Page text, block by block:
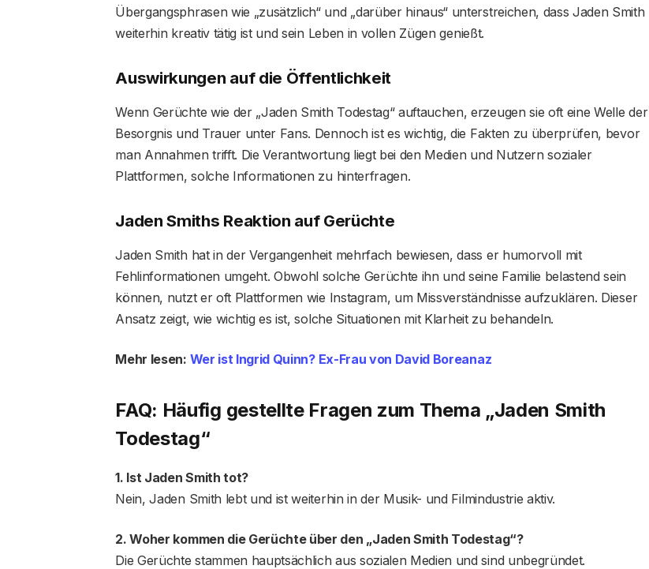
Übergangsphrasen wie „zusätzlich“ und „darüber hinaus“ unterstreichen, dass Jaden Smith
weiterhin kreativ tätig ist und sein Leben in vollen Zügen genießt.
Auswirkungen auf die Öffentlichkeit
Wenn Gerüchte wie der „Jaden Smith Todestag“ auftauchen, erzeugen sie oft eine Welle der
Besorgnis und Trauer unter Fans. Dennoch ist es wichtig, die Fakten zu überprüfen, bevor
man Annahmen trifft. Die Verantwortung liegt bei den Medien und Nutzern sozialer
Plattformen, solche Informationen zu hinterfragen.
Jaden Smiths Reaktion auf Gerüchte
Jaden Smith hat in der Vergangenheit mehrfach bewiesen, dass er humorvoll mit
Fehlinformationen umgeht. Obwohl solche Gerüchte ihn und seine Familie belastend sein
können, nutzt er oft Plattformen wie Instagram, um Missverständnisse aufzuklären. Dieser
Ansatz zeigt, wie wichtig es ist, solche Situationen mit Klarheit zu behandeln.
Mehr lesen: Wer ist Ingrid Quinn? Ex-Frau von David Boreanaz
FAQ: Häufig gestellte Fragen zum Thema „Jaden Smith
Todestag“
1. Ist Jaden Smith tot?
Nein, Jaden Smith lebt und ist weiterhin in der Musik- und Filmindustrie aktiv.
2. Woher kommen die Gerüchte über den „Jaden Smith Todestag“?
Die Gerüchte stammen hauptsächlich aus sozialen Medien und sind unbegründet.